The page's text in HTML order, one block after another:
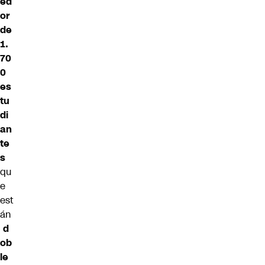
or
de
1.
70
0
es
tu
di
an
te
s
qu
e
est
án
d
ob
le